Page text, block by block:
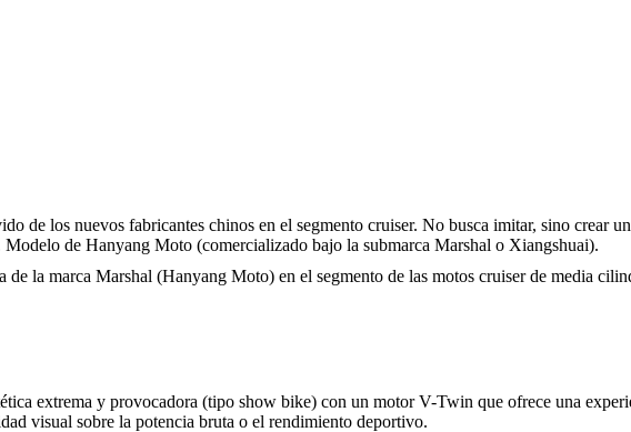
de los nuevos fabricantes chinos en el segmento cruiser. No busca imitar, sino crear
de Hanyang Moto (comercializado bajo la submarca Marshal o Xiangshuai).
la marca Marshal (Hanyang Moto) en el segmento de las motos cruiser de media
extrema y provocadora (tipo show bike) con un motor V-Twin que ofrece una
visual sobre la potencia bruta o el rendimiento deportivo.